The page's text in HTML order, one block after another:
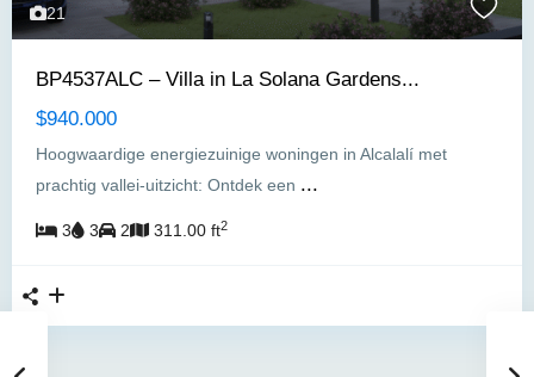
21
BP4537ALC – Villa in La Solana Gardens...
$940.000
Hoogwaardige energiezuinige woningen in Alcalalí met
prachtig vallei-uitzicht: Ontdek een ...
3 3 2 311.00 ft2